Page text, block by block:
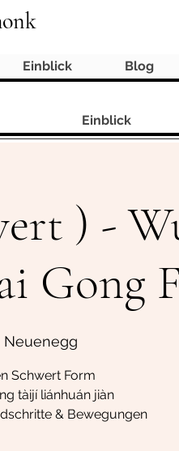
Einblick Blog
) -
Gong
Neuenegg
Schwert Form
tàijí liánhuán jiàn
& Bewegungen
Einblick